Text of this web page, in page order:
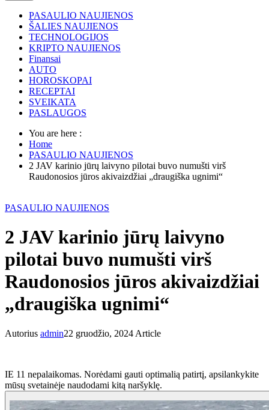
PASAULIO NAUJIENOS
ŠALIES NAUJIENOS
TECHNOLOGIJOS
KRIPTO NAUJIENOS
Finansai
AUTO
HOROSKOPAI
RECEPTAI
SVEIKATA
PASLAUGOS
You are here :
Home
PASAULIO NAUJIENOS
2 JAV karinio jūrų laivyno pilotai buvo numušti virš
Raudonosios jūros akivaizdžiai „draugiška ugnimi“
PASAULIO NAUJIENOS
2 JAV karinio jūrų laivyno
pilotai buvo numušti virš
Raudonosios jūros akivaizdžiai
„draugiška ugnimi“
Autorius admin22 gruodžio, 2024 Article
IE 11 nepalaikomas. Norėdami gauti optimalią patirtį, apsilankykite
mūsų svetainėje naudodami kitą naršyklę.